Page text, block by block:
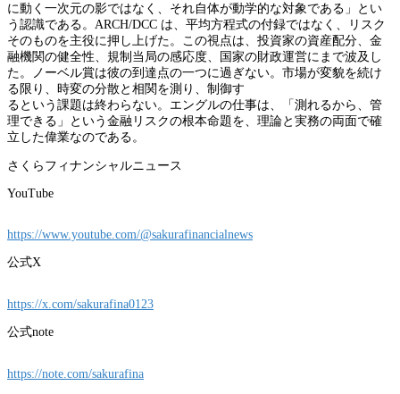
に動く一次元の影ではなく、それ自体が動学的な対象である」とい
う認識である。ARCH/DCC は、平均方程式の付録ではなく、リスク
そのものを主役に押し上げた。この視点は、投資家の資産配分、金
融機関の健全性、規制当局の感応度、国家の財政運営にまで波及し
た。ノーベル賞は彼の到達点の一つに過ぎない。市場が変貌を続け
る限り、時変の分散と相関を測り、制御す
るという課題は終わらない。エングルの仕事は、「測れるから、管
理できる」という金融リスクの根本命題を、理論と実務の両面で確
立した偉業なのである。
さくらフィナンシャルニュース
YouTube
https://www.youtube.com/@sakurafinancialnews
公式X
https://x.com/sakurafina0123
公式note
https://note.com/sakurafina